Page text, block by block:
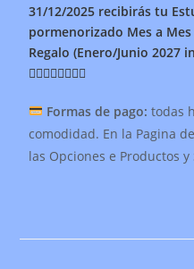
31/12/2025 recibirás tu
pormenorizado Mes a
Regalo (Enero/Junio 2027
👇🏽👇🏽👇🏽👇🏽
Formas de pago: todas
comodidad. En la Pagina
las Opciones e Productos y